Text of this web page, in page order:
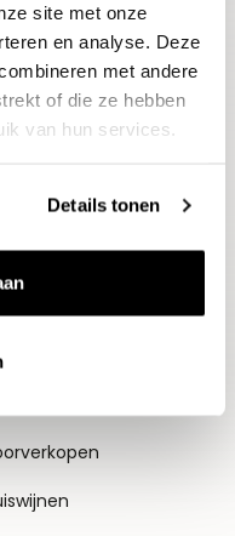
site met onze
en analyse. Deze
met andere
of die ze hebben
van hun services.
Details tonen